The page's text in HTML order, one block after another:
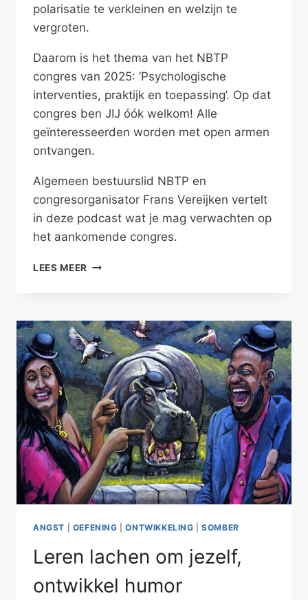
polarisatie te verkleinen en welzijn te
vergroten.
Daarom is het thema van het NBTP
congres van 2025: ‘Psychologische
interventies, praktijk en toepassing’. Op dat
congres ben JIJ óók welkom! Alle
geïnteresseerden worden met open armen
ontvangen.
Algemeen bestuurslid NBTP en
congresorganisator Frans Vereijken vertelt
in deze podcast wat je mag verwachten op
het aankomende congres.
LEES MEER NBTP
INTERVENTIES’
ANGST OEFENING |ONTWIKKELING |SOMBER
Leren lachen om jezelf,
ontwikkel humor